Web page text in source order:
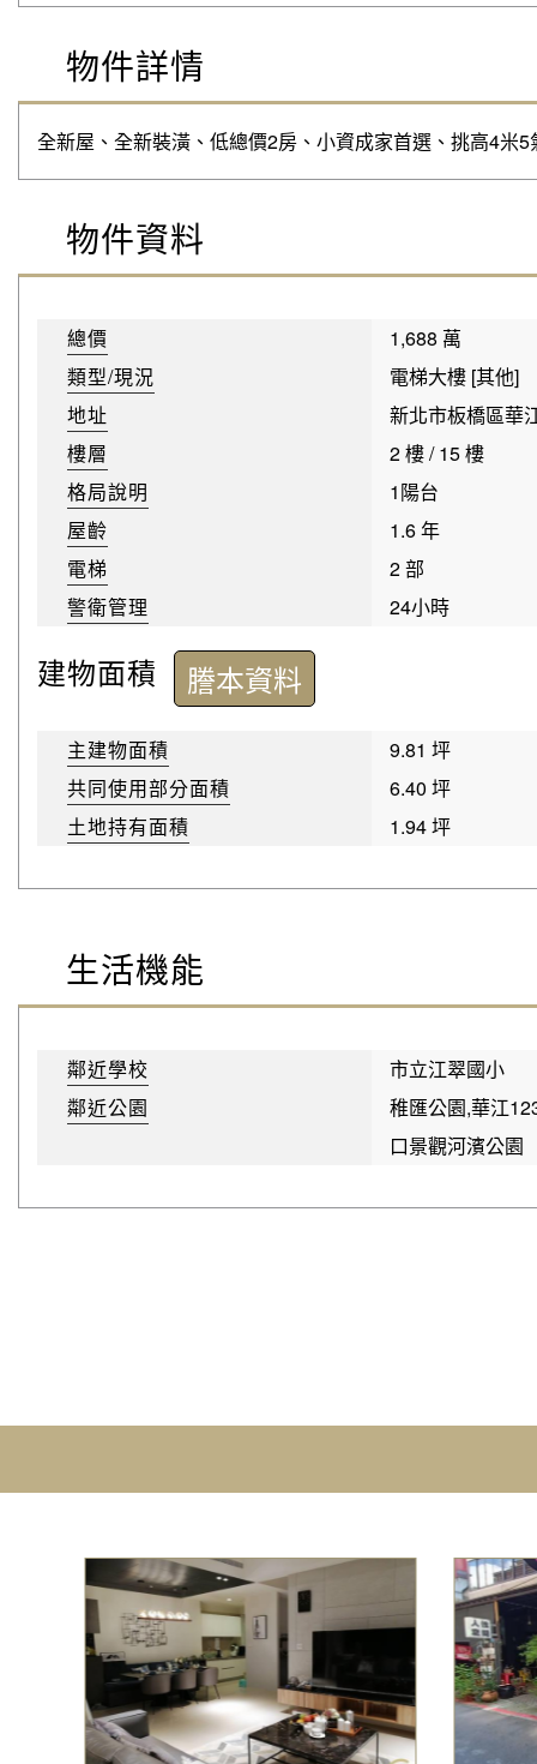
物件詳情
全新屋、全新裝潢、低總價2房、小資成家首選、挑高4
物件資料
總價
1,688 萬
類型/現況
電梯大樓 [其他]
地址
新北市板橋區華
樓層
2 樓 / 15 樓
格局說明
1陽台
屋齡
1.6 年
電梯
2 部
警衛管理
24小時
建物面積 謄本資料
主建物面積
9.81 坪
共同使用部分面積
6.40 坪
土地持有面積
1.94 坪
生活機能
鄰近學校
市立江翠國小
鄰近公園
稚匯公園,華江
口景觀河濱公園